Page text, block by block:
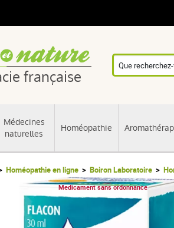
française
Médecines
naturelles
Homéopathie
Homéopathie en ligne Boiron Laboratoire
Medicament sans ordonnance